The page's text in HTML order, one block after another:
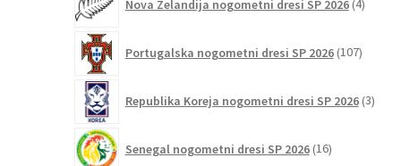
Nova Zelandija nogometni dresi SP 2026 4izdelki
Portugalska nogometni dresi SP 2026 107
Republika Koreja nogometni dresi SP 2026 3
Senegal nogometni dresi SP 2026 16izdelkov